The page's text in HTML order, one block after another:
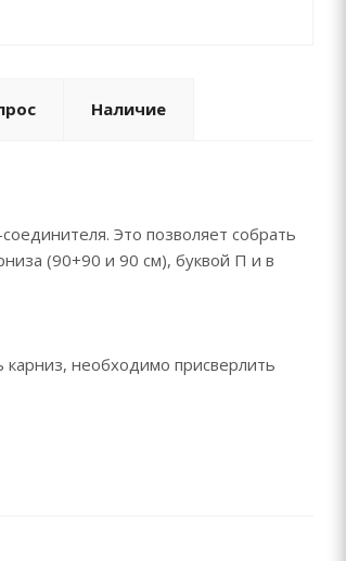
Наличие
Это позволяет собрать
(90+90 и 90 см), буквой П и в
карниз, необходимо присверлить